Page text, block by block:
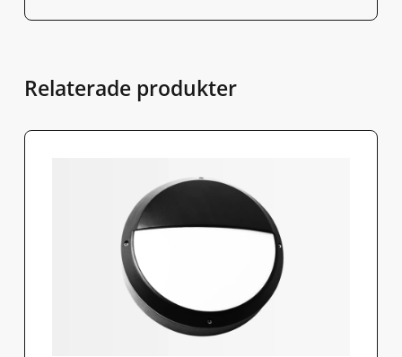
Relaterade produkter